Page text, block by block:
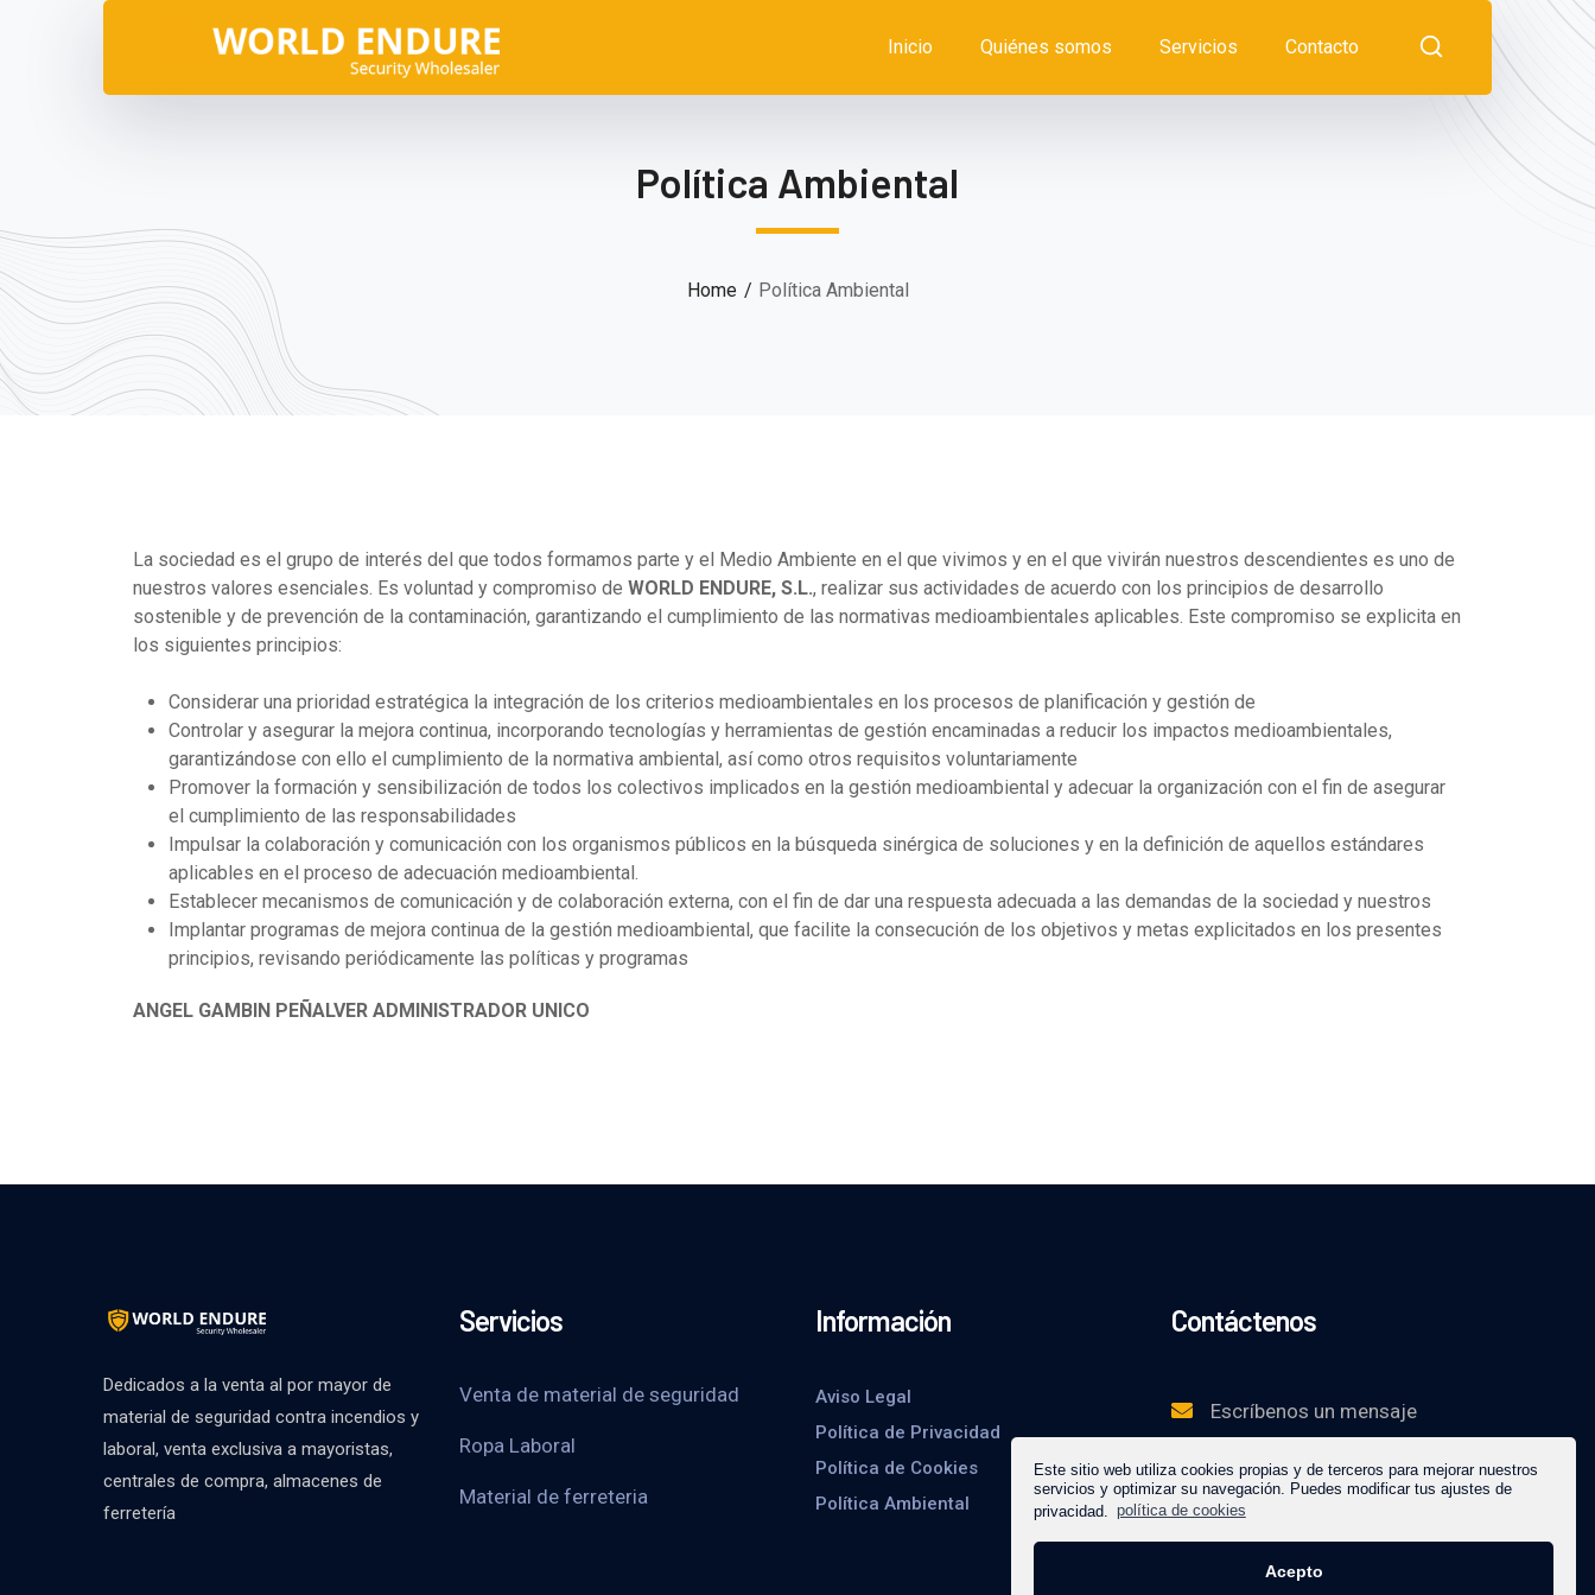
Este sitio web utiliza cookies propias y de terceros para mejorar nuestros
servicios y optimizar su navegación. Puedes modificar tus ajustes de
privacidad.
política de cookies
Acepto
Inicio Quiénes somos Servicios Contacto
Política Ambiental
Home Política Ambiental
La sociedad es el grupo de interés del que todos formamos parte y el Medio Ambiente en el que vivimos y en el que vivirán nuestros descendientes es uno de
nuestros valores esenciales. Es voluntad y compromiso de WORLD ENDURE, S.L., realizar sus actividades de acuerdo con los principios de desarrollo
sostenible y de prevención de la contaminación, garantizando el cumplimiento de las normativas medioambientales aplicables. Este compromiso se explicita en
los siguientes principios:
Considerar una prioridad estratégica la integración de los criterios medioambientales en los procesos de planificación y gestión de
Controlar y asegurar la mejora continua, incorporando tecnologías y herramientas de gestión encaminadas a reducir los impactos medioambientales,
garantizándose con ello el cumplimiento de la normativa ambiental, así como otros requisitos voluntariamente
Promover la formación y sensibilización de todos los colectivos implicados en la gestión medioambiental y adecuar la organización con el fin de asegurar
el cumplimiento de las responsabilidades
Impulsar la colaboración y comunicación con los organismos públicos en la búsqueda sinérgica de soluciones y en la definición de aquellos estándares
aplicables en el proceso de adecuación medioambiental.
Establecer mecanismos de comunicación y de colaboración externa, con el fin de dar una respuesta adecuada a las demandas de la sociedad y nuestros
Implantar programas de mejora continua de la gestión medioambiental, que facilite la consecución de los objetivos y metas explicitados en los presentes
principios, revisando periódicamente las políticas y programas
ANGEL GAMBIN PEÑALVER ADMINISTRADOR UNICO
Dedicados a la venta al por mayor de
material de seguridad contra incendios y
laboral, venta exclusiva a mayoristas,
centrales de compra, almacenes de
ferretería
Servicios
Venta de material de seguridad
Ropa Laboral
Material de ferreteria
Información
Aviso Legal
Política de Privacidad
Política de Cookies
Política Ambiental
Contáctenos
Escríbenos un mensaje